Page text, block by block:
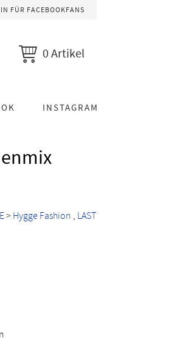
FÜR FACEBOOKFANS
0 Artikel
INSTAGRAM
> Hygge Fashion LAST